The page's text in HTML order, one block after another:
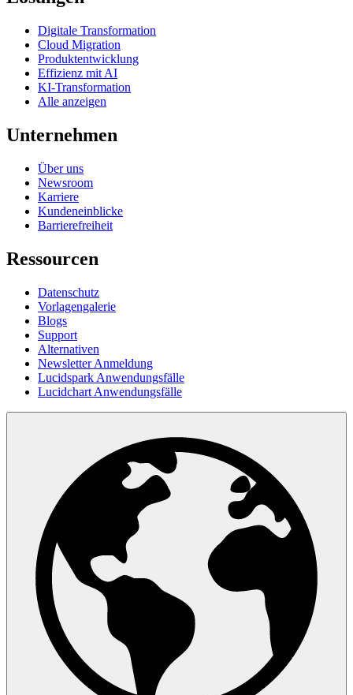
Digitale Transformation
Cloud Migration
Produktentwicklung
Effizienz mit AI
KI-Transformation
Alle anzeigen
Unternehmen
Über uns
Newsroom
Karriere
Kundeneinblicke
Barrierefreiheit
Ressourcen
Datenschutz
Vorlagengalerie
Blogs
Support
Alternativen
Newsletter Anmeldung
Lucidspark Anwendungsfälle
Lucidchart Anwendungsfälle